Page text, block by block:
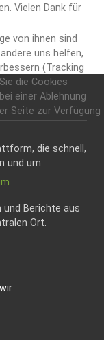
Vielen Dank für
die schnell,
und um
und Berichte aus
Ort.
von ihnen sind
uns helfen,
(Tracking
die Cookies
einer Ablehnung
Seite zur Verfügung